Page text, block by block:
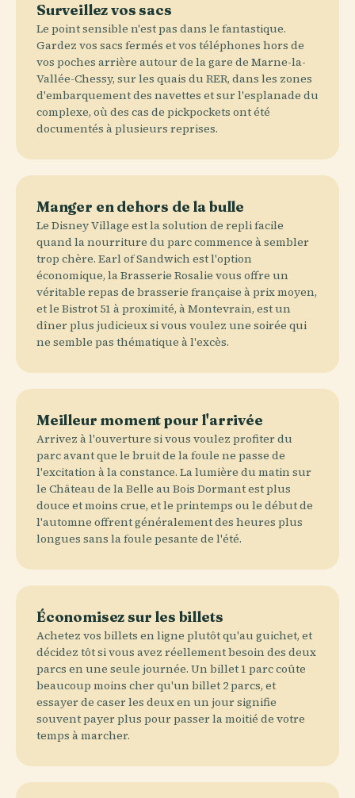
Surveillez vos sacs
Le point sensible n'est pas dans le fantastique.
Gardez vos sacs fermés et vos téléphones hors de
vos poches arrière autour de la gare de Marne-la-
Vallée-Chessy, sur les quais du RER, dans les zones
d'embarquement des navettes et sur l'esplanade du
complexe, où des cas de pickpockets ont été
documentés à plusieurs reprises.
Manger en dehors de la bulle
Le Disney Village est la solution de repli facile
quand la nourriture du parc commence à sembler
trop chère. Earl of Sandwich est l'option
économique, la Brasserie Rosalie vous offre un
véritable repas de brasserie française à prix moyen,
et le Bistrot 51 à proximité, à Montevrain, est un
dîner plus judicieux si vous voulez une soirée qui
ne semble pas thématique à l'excès.
Meilleur moment pour l'arrivée
Arrivez à l'ouverture si vous voulez profiter du
parc avant que le bruit de la foule ne passe de
l'excitation à la constance. La lumière du matin sur
le Château de la Belle au Bois Dormant est plus
douce et moins crue, et le printemps ou le début de
l'automne offrent généralement des heures plus
longues sans la foule pesante de l'été.
Économisez sur les billets
Achetez vos billets en ligne plutôt qu'au guichet, et
décidez tôt si vous avez réellement besoin des deux
parcs en une seule journée. Un billet 1 parc coûte
beaucoup moins cher qu'un billet 2 parcs, et
essayer de caser les deux en un jour signifie
souvent payer plus pour passer la moitié de votre
temps à marcher.